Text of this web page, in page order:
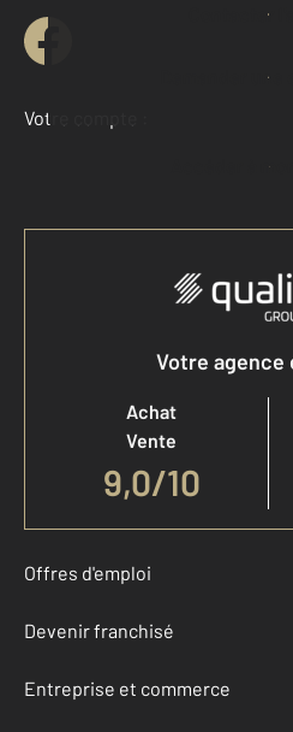
Contacter
Demander
Votre compte :
Accéder à
Votre agence
Achat
Vente
9,0/10
Offres d'emploi
Devenir franchisé
Entreprise et commerce